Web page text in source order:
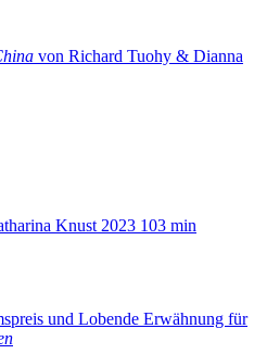
von Richard Tuohy & Dianna
Knust 2023 103 min
und Lobende Erwähnung für